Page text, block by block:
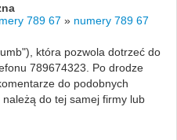
789 67 » numery 789 67
która pozwola dotrzeć do
789674323. Po drodze
do podobnych
do tej samej firmy lub